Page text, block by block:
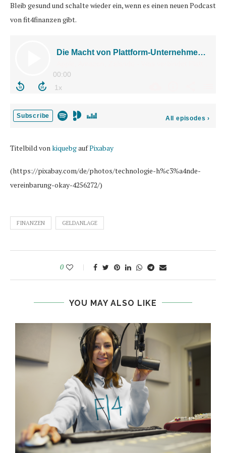
Bleib gesund und schalte wieder ein, wenn es einen neuen Podcast
von fit4finanzen gibt.
Titelbild von kiquebgaufPixabay
(https://pixabay.com/de/photos/technologie-h%c3%a4nde-
vereinbarung-okay-4256272/)
FINANZEN GELDANLAGE
0
YOU MAY ALSO LIKE